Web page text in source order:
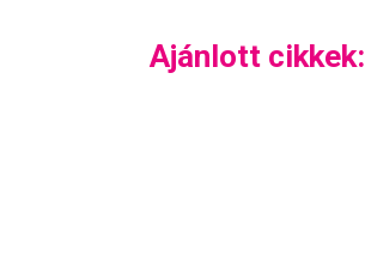
Ajánlott cikkek: